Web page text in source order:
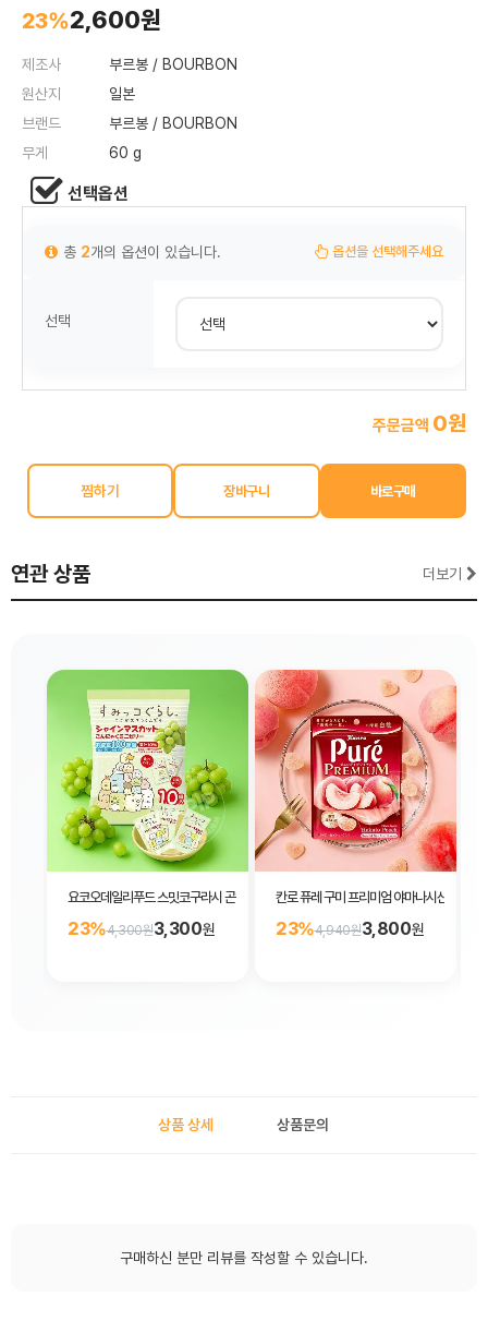
23%2,600원
제조사
부르봉 / BOURBON
원산지
일본
브랜드
부르봉 / BOURBON
무게
60 g
선택옵션
총 2개의 옵션이 있습니다. 옵션을 선택해주세요
선택
주문금액 0원
찜하기
연관 상품 더보기
요코오데일리푸드 스밋코구라시 곤약젤리 샤인머스캣맛 10개입
23%4,300원3,300원
칸로 퓨레 구미 프리미엄 야마나시산 백도
23%4,940원3,800원
상품 상세 상품문의
구매하신 분만 리뷰를 작성할 수 있습니다.